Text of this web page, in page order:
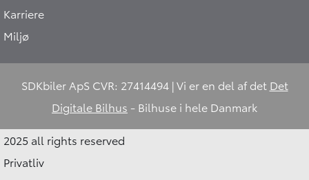
Karriere
Miljø
SDKbiler ApS CVR: 27414494 | Vi er en del af det Det
Digitale Bilhus - Bilhuse i hele Danmark
2025 all rights reserved
Privatliv